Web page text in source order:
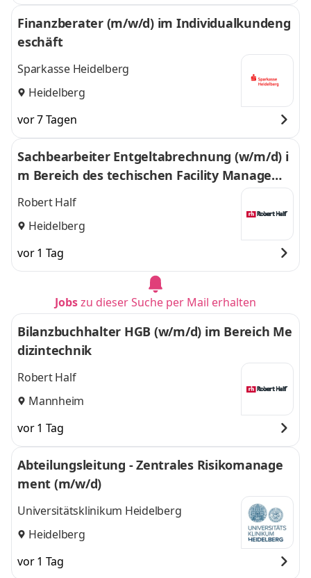
Finanzberater (m/w/d) im Individualkundeng
eschäft
Sparkasse Heidelberg
Heidelberg
vor 7 Tagen
Sachbearbeiter Entgeltabrechnung (w/m/d) i
m Bereich des techischen Facility Manageme
nts
Robert Half
Heidelberg
vor 1 Tag
Jobszu dieser Suche per Mail erhalten
Bilanzbuchhalter HGB (w/m/d) im Bereich Me
dizintechnik
Robert Half
Mannheim
vor 1 Tag
Abteilungsleitung - Zentrales Risikomanage
ment (m/w/d)
Universitätsklinikum Heidelberg
Heidelberg
vor 1 Tag